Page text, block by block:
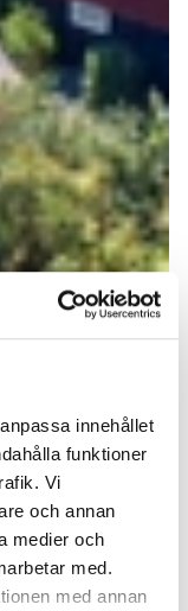
innehållet
funktioner
Vi
och annan
medier och
med.
med annan